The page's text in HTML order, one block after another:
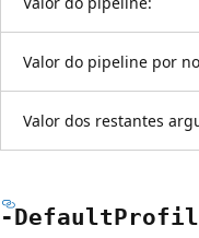
Valor do pipeline por
Valor dos restantes
-Default